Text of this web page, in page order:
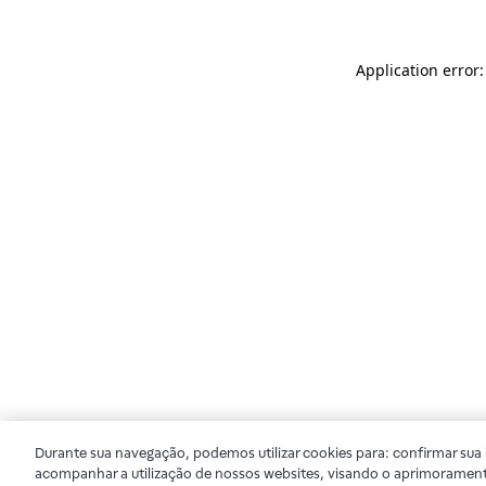
Application
Durante sua navegação, podemos utilizar cookies para: confirmar
acompanhar a utilização de nossos websites, visando o